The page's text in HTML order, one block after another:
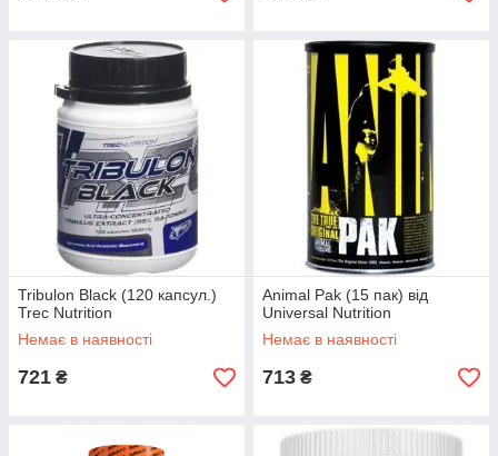
Tribulon Black (120 капсул.)
Trec Nutrition
Немає в наявності
721 ₴
Animal Pak (15 пак) від
Universal Nutrition
Немає в наявності
713 ₴